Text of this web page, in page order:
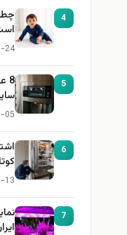
4
24
5
05
6
13
7